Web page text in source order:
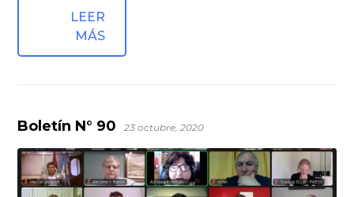
LEER
MÁS
Boletín N° 90 23 octubre, 2020